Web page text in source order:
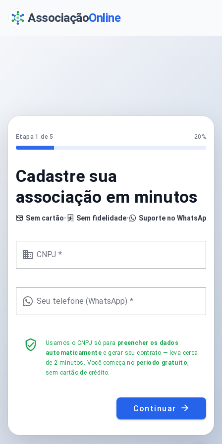
AssociaçãoOnline
Etapa 1 de 5 20%
Cadastre sua
associação em minutos
Sem cartão• Sem fidelidade• Suporte no WhatsApp
CNPJ *
Seu telefone (WhatsApp) *
Usamos o CNPJ só para preencher os dados
automaticamente e gerar seu contrato — leva cerca
de 2 minutos. Você começa no período gratuito,
sem cartão de crédito.
Continuar